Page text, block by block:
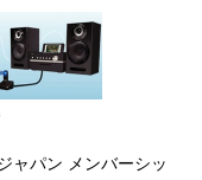
ャパン メンバーシッ